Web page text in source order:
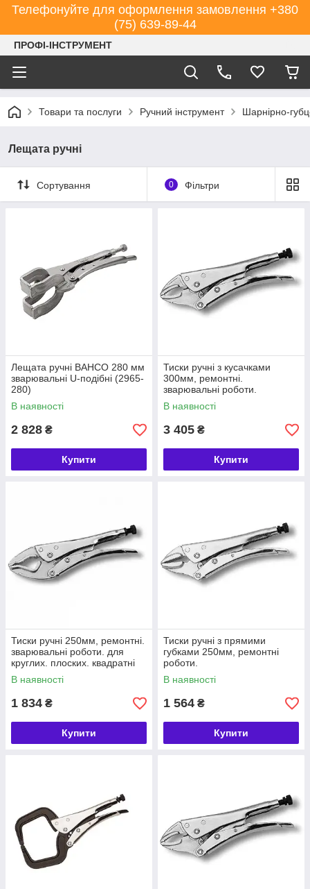
Телефонуйте для оформлення замовлення +380
(75) 639-89-44
ПРОФІ-ІНСТРУМЕНТ
Товари та послуги Ручний інструмент Шарнірно-
Лещата ручні
Сортування 0 Фільтри
Лещата ручні BAHCO 280 мм
зварювальні U-подібні (2965-
280)
В наявності
2 828 ₴
Купити
Тиски ручні з кусачками
300мм, ремонтні.
зварювальні роботи.
Виробництво. різання
електродного дроту.
В наявності
3 405 ₴
Купити
Тиски ручні 250мм, ремонтні.
зварювальні роботи. для
круглих. плоских. квадратні
предмети.
В наявності
1 834 ₴
Купити
Тиски ручні з прямими
губками 250мм, ремонтні
роботи.
В наявності
1 564 ₴
Купити